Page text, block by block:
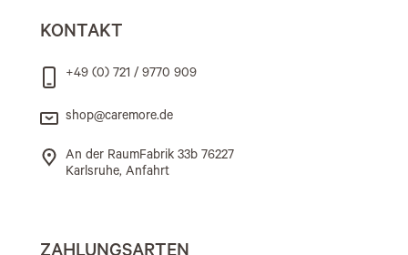
KONTAKT
+49 (0) 721 / 9770 909
shop@caremore.de
An der RaumFabrik 33b 76227
Karlsruhe, Anfahrt